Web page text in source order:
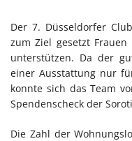
Der 7. Düsseldorfer
zum Ziel gesetzt
unterstützen. Da der
einer Ausstattung nur
konnte sich das Team
Spendenscheck der
Die Zahl der